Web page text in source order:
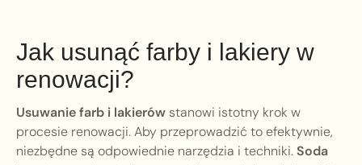
Jak usunąć farby i lakiery w
renowacji?
Usuwanie farb i lakierów stanowi istotny krok w
procesie renowacji. Aby przeprowadzić to efektywnie,
niezbędne są odpowiednie narzędzia i techniki.Soda